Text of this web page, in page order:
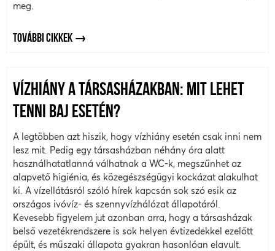
meg.
TOVÁBBI CIKKEK
VÍZHIÁNY A TÁRSASHÁZAKBAN: MIT LEHET
TENNI BAJ ESETÉN?
A legtöbben azt hiszik, hogy vízhiány esetén csak inni nem
lesz mit. Pedig egy társasházban néhány óra alatt
használhatatlanná válhatnak a WC-k, megszűnhet az
alapvető higiénia, és közegészségügyi kockázat alakulhat
ki. A vízellátásról szóló hírek kapcsán sok szó esik az
országos ivóvíz- és szennyvízhálózat állapotáról.
Kevesebb figyelem jut azonban arra, hogy a társasházak
belső vezetékrendszere is sok helyen évtizedekkel ezelőtt
épült, és műszaki állapota gyakran hasonlóan elavult.